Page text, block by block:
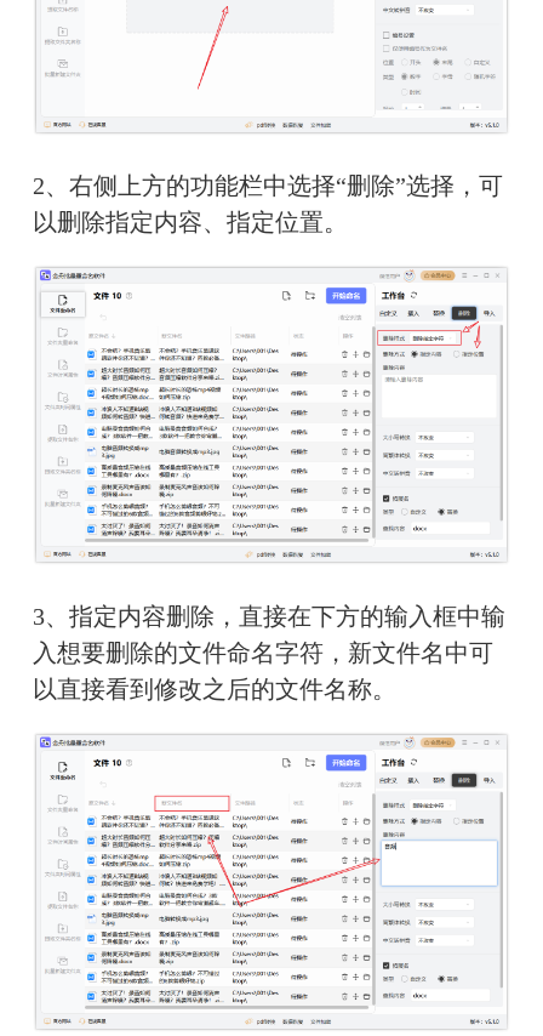
2、右侧上方的功能栏中选择“删除”选择，可
以删除指定内容、指定位置。
3、指定内容删除，直接在下方的输入框中输
入想要删除的文件命名字符，新文件名中可
以直接看到修改之后的文件名称。